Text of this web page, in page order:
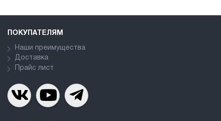
ПОКУПАТЕЛЯМ
Наши преимущества
Доставка
Прайс лист